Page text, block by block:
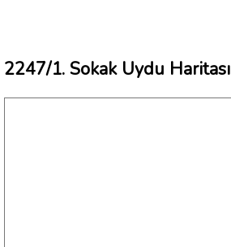
2247/1. Sokak Uydu Haritası